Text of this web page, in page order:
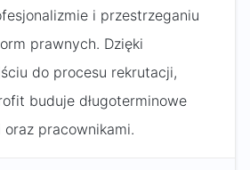
i przestrzeganiu
prawnych. Dzięki
do procesu rekrutacji,
buduje długoterminowe
pracownikami.